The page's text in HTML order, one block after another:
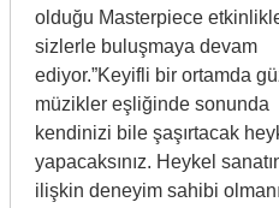
olduğu Masterpiece
sizlerle buluşmaya devam
ediyor.”Keyifli bir ortamda
müzikler eşliğinde sonunda
kendinizi bile şaşırtacak
yapacaksınız. Heykel
ilişkin deneyim sahibi